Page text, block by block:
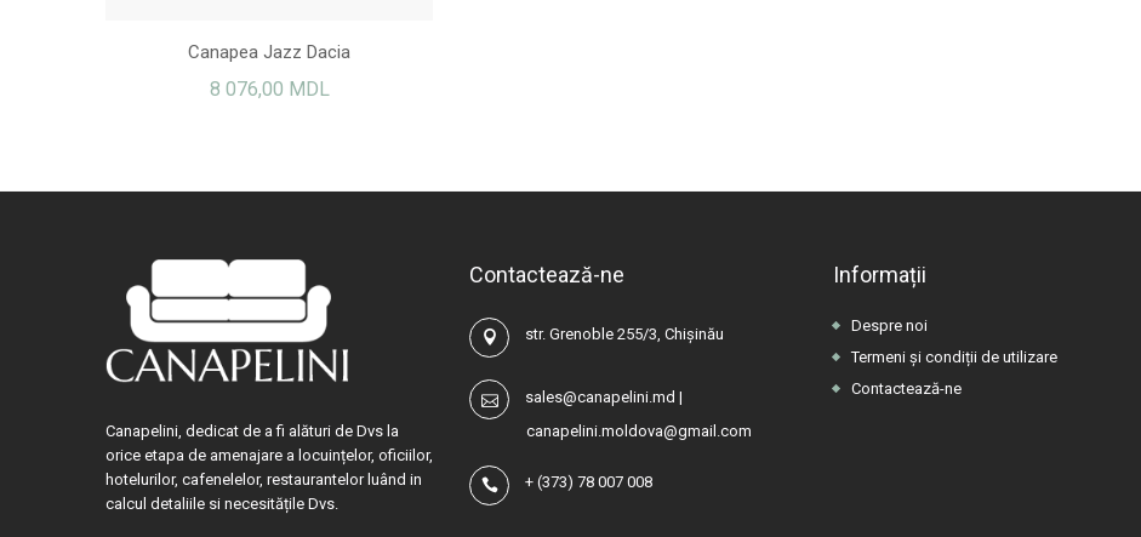
Canapea Jazz Dacia
8 076,00 MDL
Canapelini, dedicat de a fi alături de Dvs la
orice etapa de amenajare a locuințelor, oficiilor,
hotelurilor, cafenelelor, restaurantelor luând in
calcul detaliile si necesitățile Dvs.
Contactează-ne
str. Grenoble 255/3, Chișinău
sales@canapelini.md |
canapelini.moldova@gmail.com
+ (373) 78 007 008
Informații
Despre noi
Termeni și condiții de utilizare
Contactează-ne